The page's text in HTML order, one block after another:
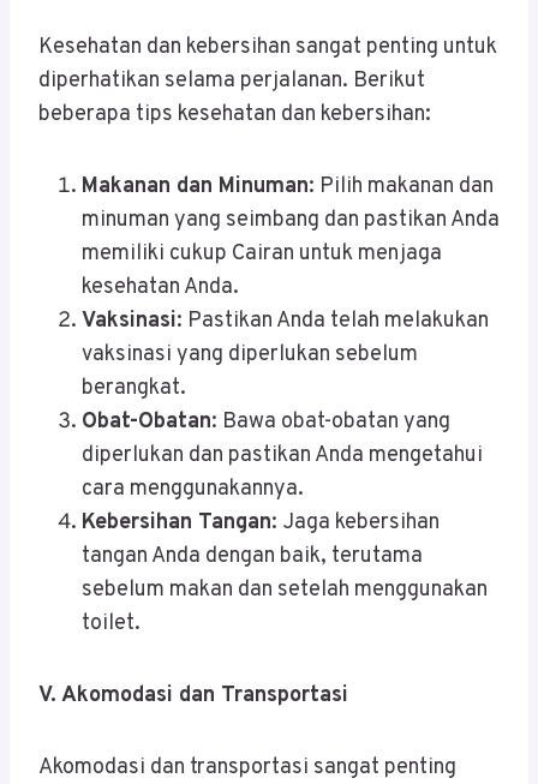
Kesehatan dan kebersihan sangat penting untuk
diperhatikan selama perjalanan. Berikut
beberapa tips kesehatan dan kebersihan:
Makanan dan Minuman: Pilih makanan dan
minuman yang seimbang dan pastikan Anda
memiliki cukup Cairan untuk menjaga
kesehatan Anda.
Vaksinasi: Pastikan Anda telah melakukan
vaksinasi yang diperlukan sebelum
berangkat.
Obat-Obatan: Bawa obat-obatan yang
diperlukan dan pastikan Anda mengetahui
cara menggunakannya.
Kebersihan Tangan: Jaga kebersihan
tangan Anda dengan baik, terutama
sebelum makan dan setelah menggunakan
toilet.
V. Akomodasi dan Transportasi
Akomodasi dan transportasi sangat penting